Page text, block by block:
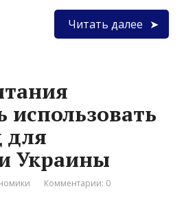
Читать далее
использовать
для
Украины
Комментарии: 0